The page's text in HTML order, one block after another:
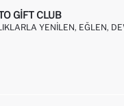
GIFT CLUB
YENILEN, EĞLEN,